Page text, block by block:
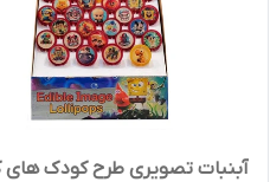
آبنبات تصویری طرح کودک های